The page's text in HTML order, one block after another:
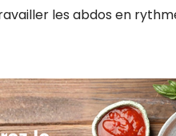
les abdos en